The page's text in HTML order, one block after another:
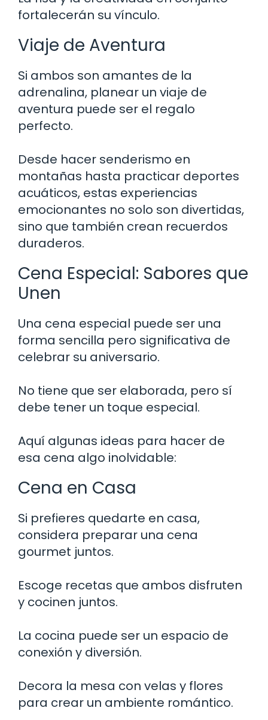
fortalecerán su vínculo.
Viaje de Aventura
Si ambos son amantes de la
adrenalina, planear un viaje de
aventura puede ser el regalo
perfecto.
Desde hacer senderismo en
montañas hasta practicar deportes
acuáticos, estas experiencias
emocionantes no solo son divertidas,
sino que también crean recuerdos
duraderos.
Cena Especial: Sabores que
Unen
Una cena especial puede ser una
forma sencilla pero significativa de
celebrar su aniversario.
No tiene que ser elaborada, pero sí
debe tener un toque especial.
Aquí algunas ideas para hacer de
esa cena algo inolvidable:
Cena en Casa
Si prefieres quedarte en casa,
considera preparar una cena
gourmet juntos.
Escoge recetas que ambos disfruten
y cocinen juntos.
La cocina puede ser un espacio de
conexión y diversión.
Decora la mesa con velas y flores
para crear un ambiente romántico.